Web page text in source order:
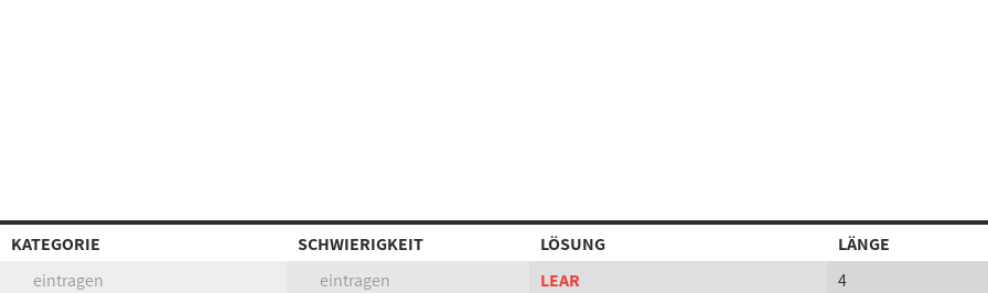
KATEGORIE SCHWIERIGKEIT LÖSUNG
LÄNGE
eintragen
eintragen LEAR 4